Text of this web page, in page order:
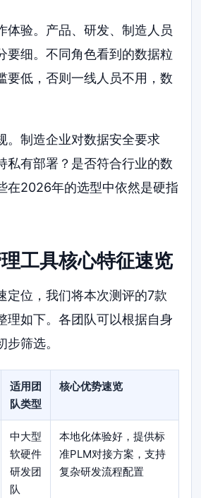
体验。产品、研发、制造人员
要细。不同角色看到的数据粒
要低，否则一线人员不用，数
。制造企业对数据安全要求
私有部署？是否符合行业的数
在2026年的选型中依然是硬指
工具核心特征速览
定位，我们将本次测评的7款
理如下。各团队可以根据自身
筛选。
适用团
队类型
核心优势速览
中大型
软硬件
研发团
队
本地化体验好，提供标
准PLM对接方案，支持
复杂研发流程配置